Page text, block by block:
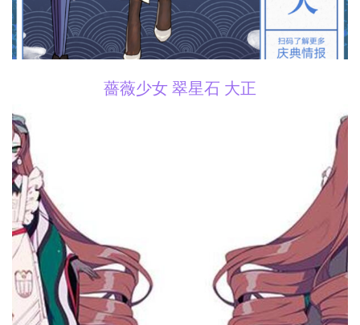
薔薇少女 翠星石 大正